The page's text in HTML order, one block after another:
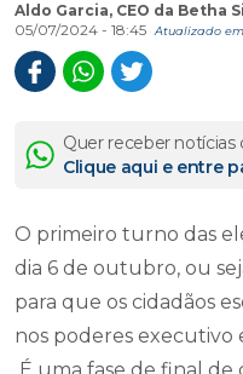
Aldo Garcia, CEO da Betha
05/07/2024 - 18:45
Atualizado em
Quer receber
Clique aqui e entre
O primeiro turno das
dia 6 de outubro, ou
para que os cidadãos
nos poderes executivo